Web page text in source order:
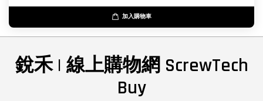
加入購物車
銳禾 | 線上購物網 ScrewTech
Buy